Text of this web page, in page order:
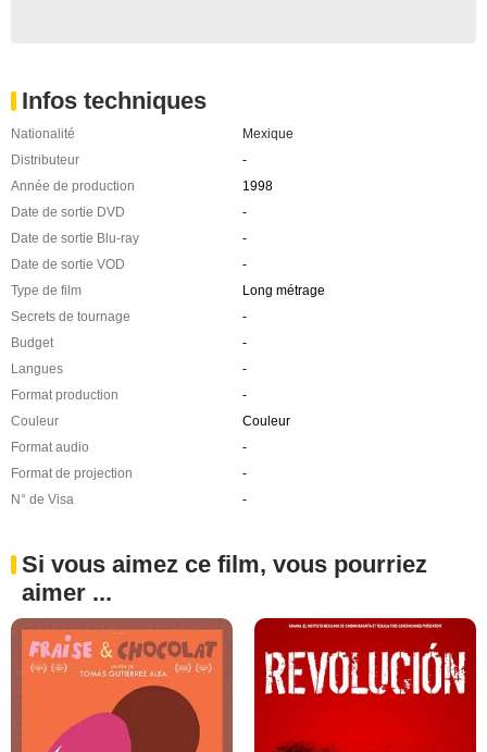
Infos techniques
Nationalité
Mexique
Distributeur
-
Année de production
1998
Date de sortie DVD
-
Date de sortie Blu-ray
-
Date de sortie VOD
-
Type de film
Long métrage
Secrets de tournage
-
Budget
-
Langues
-
Format production
-
Couleur
Couleur
Format audio
-
Format de projection
-
N° de Visa
-
Si vous aimez ce film, vous pourriez
aimer ...